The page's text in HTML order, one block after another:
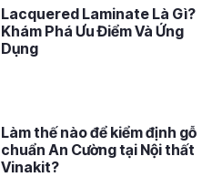
Lacquered Laminate Là Gì?
Khám Phá Ưu Điểm Và Ứng
Dụng
Làm thế nào để kiểm định gỗ
chuẩn An Cường tại Nội thất
Vinakit?